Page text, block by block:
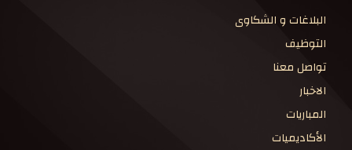
البلاغات و الشكاوى
التوظيف
تواصل معنا
الاخبار
المباريات
الأكاديميات